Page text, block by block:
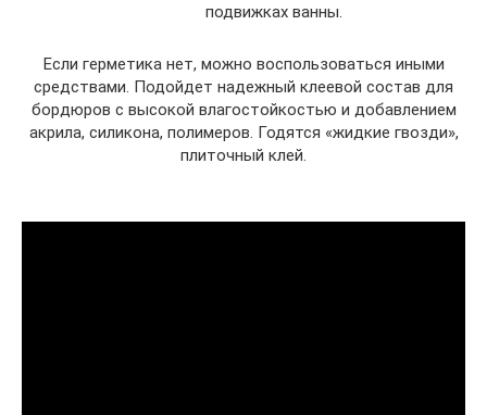
подвижках ванны.
Если герметика нет, можно воспользоваться иными
средствами. Подойдет надежный клеевой состав для
бордюров с высокой влагостойкостью и добавлением
акрила, силикона, полимеров. Годятся «жидкие гвозди»,
плиточный клей.